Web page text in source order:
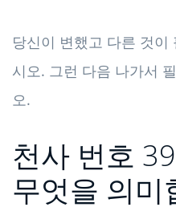
당신이 변했고 다른 것이
시오. 그런 다음 나가서
오.
천사 번호
무엇을 의미